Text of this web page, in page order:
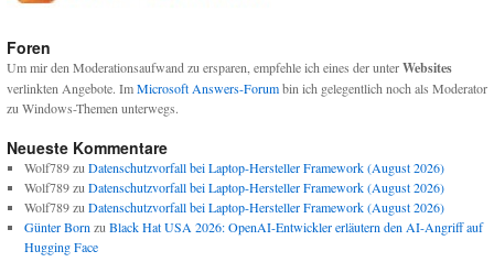
Foren
Um mir den Moderationsaufwand zu ersparen, empfehle ich eines der unterWebsites
verlinkten Angebote. ImMicrosoft Answers-Forumbin ich gelegentlich noch als Moderator
zu Windows-Themen unterwegs.
Neueste Kommentare
Wolf789zu Datenschutzvorfall bei Laptop-Hersteller Framework (August 2026)
Wolf789zu Datenschutzvorfall bei Laptop-Hersteller Framework (August 2026)
Wolf789zu Datenschutzvorfall bei Laptop-Hersteller Framework (August 2026)
Günter Born zu Black Hat USA 2026: OpenAI-Entwickler erläutern den AI-Angriff auf
Hugging Face